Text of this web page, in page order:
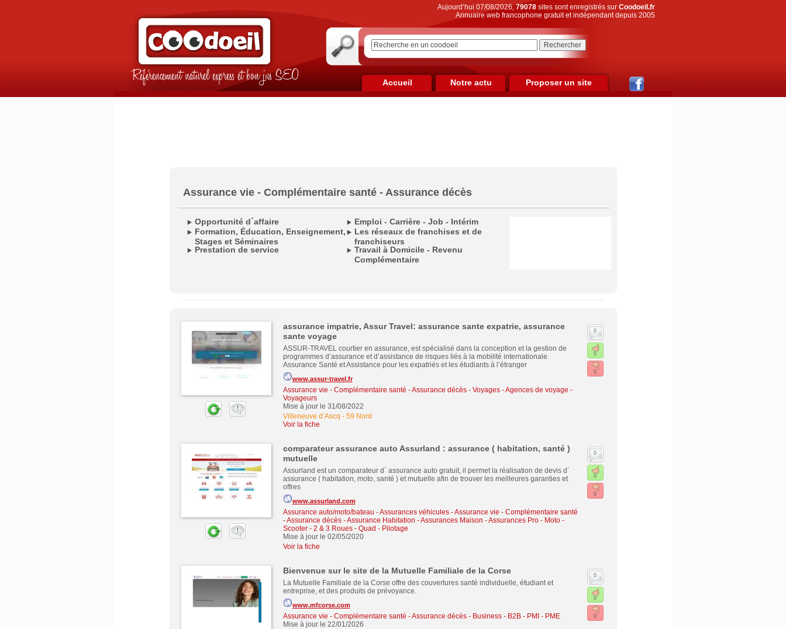
Référencement naturel express et bon jus SEO
Aujourd’hui 07/08/2026,79078sites sont enregistrés sur Coodoeil.fr
Annuaire web francophone gratuit et indépendant depuis 2005
Accueil Notre actu Proposer un site
Assurance vie - Complémentaire santé - Assurance décès
Opportunité d´affaire
Emploi - Carrière - Job - Intérim
Formation, Éducation, Enseignement,
Stages et Séminaires
Les réseaux de franchises et de
franchiseurs
Prestation de service Travail à Domicile - Revenu
Complémentaire
assurance impatrie, Assur Travel: assurance sante expatrie, assurance
sante voyage
ASSUR-TRAVEL courtier en assurance, est spécialisé dans la conception et la gestion de
programmes d’assurance et d’assistance de risques liés à la mobilité internationale.
Assurance Santé et Assistance pour les expatriés et les étudiants à l’étranger
www.assur-travel.fr
Assurance vie - Complémentaire santé - Assurance décès- Voyages - Agences de voyage -
Voyageurs
Mise à jour le 31/08/2022
Villeneuve d’Ascq - 59 Nord
Voir la fiche
0
0
0
comparateur assurance auto Assurland : assurance ( habitation, santé )
mutuelle
Assurland est un comparateur d´ assurance auto gratuit, il permet la réalisation de devis d´
assurance ( habitation, moto, santé ) et mutuelle afin de trouver les meilleures garanties et
offres
www.assurland.com
Assurance auto/moto/bateau - Assurances véhicules-Assurance vie - Complémentaire santé
- Assurance décès-Assurance Habitation - Assurances Maison - Assurances Pro- Moto -
Scooter - 2 & 3 Roues - Quad - Pilotage
Mise à jour le 02/05/2020
Voir la fiche
0
0
0
Bienvenue sur le site de la Mutuelle Familiale de la Corse
La Mutuelle Familiale de la Corse offre des couvertures santé individuelle, étudiant et
entreprise, et des produits de prévoyance.
www.mfcorse.com
Assurance vie - Complémentaire santé - Assurance décès- Business - B2B - PMI - PME
Mise à jour le 22/01/2026
0
0
0